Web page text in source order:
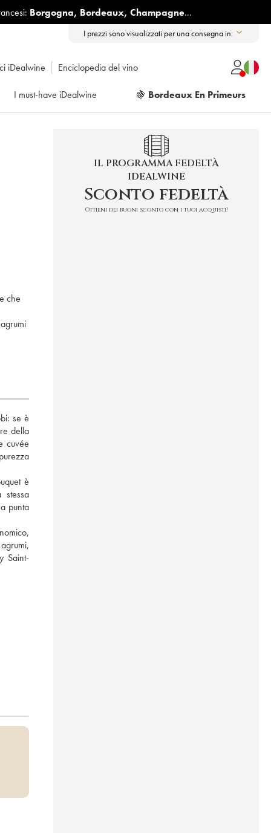
Borgogna, Bordeaux, Champagne...
I prezzi sono visualizzati per una consegna in:
iDealwine Enciclopedia del vino
I must-have iDealwine 🍇 Bordeaux En Primeurs
che
se è
della
cuvée
è
punta
Saint-
IL PROGRAMMA FEDELTÀ
IDEALWINE
Sconto fedeltà
Ottieni dei buoni sconto con i tuoi acquisti!